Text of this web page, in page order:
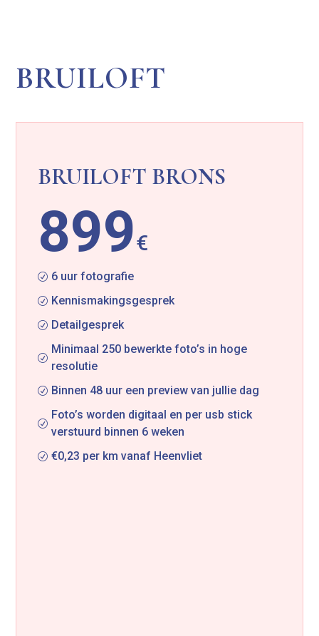
BRUILOFT
BRUILOFT BRONS
899€
R 6 uur fotografie
R Kennismakingsgesprek
R Detailgesprek
R
Minimaal 250 bewerkte foto’s in hoge
resolutie
R Binnen 48 uur een preview van jullie dag
R
Foto’s worden digitaal en per usb stick
verstuurd binnen 6 weken
R €0,23 per km vanaf Heenvliet